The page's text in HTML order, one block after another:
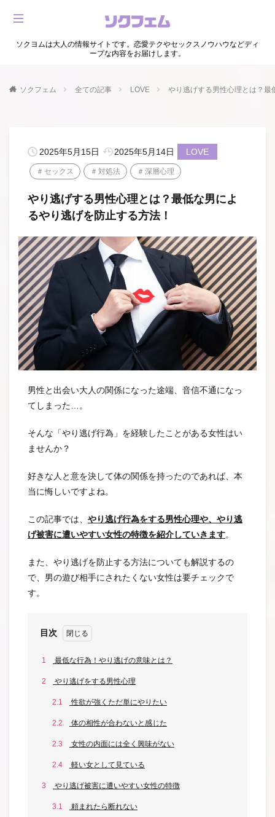
ソクヨムは大人の情報サイトです。恋愛テクやセックスノウハウなどディ
ープな内容をお届けします。
ソクフェム 全ての記事 LOVE やり逃げする男性心理とは？最
2025年5月15日 2025年5月14日 LOVE
セックス 対処法 深層心理
やり逃げする男性心理とは？最低な男によ
るやり逃げを防止する方法！
男性と出会い大人の関係になった途端、音信不通になっ
てしまった…。
そんな「やり逃げ行為」を経験したことがある女性はい
ませんか？
好きな人と意を決して体の関係を持ったのであれば、本
当に悔しいですよね。
この記事では、 やり逃げ行為をする男性心理や、やり逃
げ被害に遭いやすい女性の特徴を紹介していきます。
また、やり逃げを防止する方法についても解説するの
で、男の遊び相手にされたくない女性は要チェックで
す。
目次
1 最低な行為！やり逃げの意味とは？
2 やり逃げをする男性心理
2.1 性欲が強くただ単にやりたい
2.2 体の相性が合わないと感じた
2.3 女性の内面には全く興味がない
2.4 軽い女として見ている
3 やり逃げ被害に遭いやすい女性の特徴
3.1 頼まれたら断れない